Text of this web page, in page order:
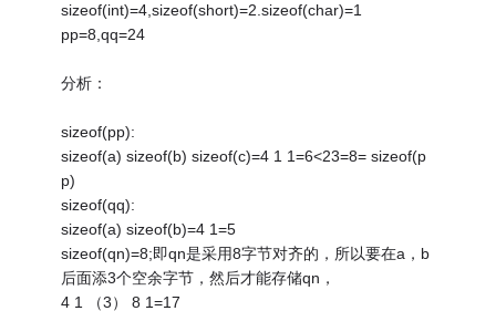
sizeof(int)=4,sizeof(short)=2.sizeof(char)=1
pp=8,qq=24
分析：
sizeof(pp):
sizeof(a) sizeof(b) sizeof(c)=4 1 1=6<23=8= sizeof(p
p)
sizeof(qq):
sizeof(a) sizeof(b)=4 1=5
sizeof(qn)=8;即qn是采用8字节对齐的，所以要在a，b
后面添3个空余字节，然后才能存储qn，
4 1 （3） 8 1=17